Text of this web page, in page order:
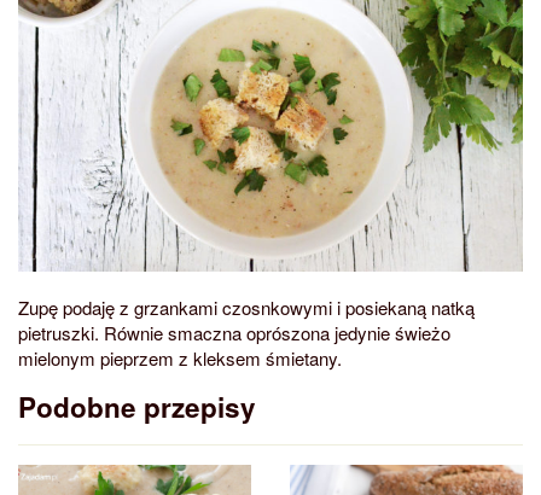
Zupę podaję z grzankami czosnkowymi i posiekaną natką
pietruszki. Równie smaczna oprószona jedynie świeżo
mielonym pieprzem z kleksem śmietany.
Podobne przepisy